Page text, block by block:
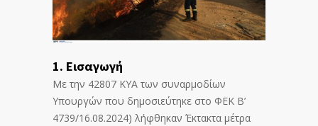
1. Εισαγωγή
Με την 42807 ΚΥΑ των συναρμοδίων
Υπουργών που δημοσιεύτηκε στο ΦΕΚ Β’
4739/16.08.2024) λήφθηκαν Έκτακτα μέτρα